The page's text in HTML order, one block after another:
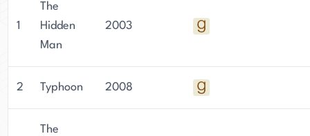
1
The
Hidden
Man
2003
2 Typhoon 2008
The